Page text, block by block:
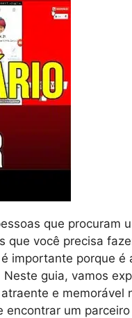
que procuram
que você precisa
importante porque é
guia, vamos
e memorável
encontrar um parceiro